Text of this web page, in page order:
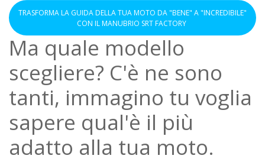
TRASFORMA LA GUIDA DELLA TUA MOTO DA "BENE" A "INCREDIBILE"
CON IL MANUBRIO SRT FACTORY
Ma quale modello
scegliere? C'è ne sono
tanti, immagino tu voglia
sapere qual'è il più
adatto alla tua moto.